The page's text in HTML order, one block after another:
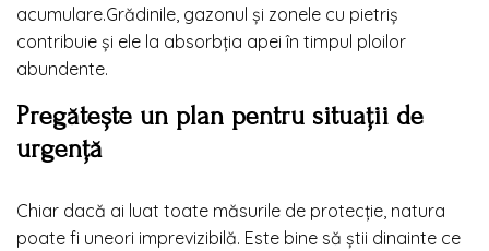
acumulare.Grădinile, gazonul și zonele cu pietriș
contribuie și ele la absorbția apei în timpul ploilor
abundente.
Pregătește un plan pentru situații de
urgență
Chiar dacă ai luat toate măsurile de protecție, natura
poate fi uneori imprevizibilă. Este bine să știi dinainte ce